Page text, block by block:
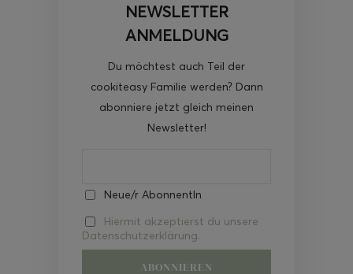
NEWSLETTER
ANMELDUNG
Du möchtest auch Teil der
cookiteasy Familie werden? Dann
abonniere jetzt gleich meinen
Newsletter!
Neue/r AbonnentIn
Hiermit akzeptierst du unsere
Datenschutzerklärung.